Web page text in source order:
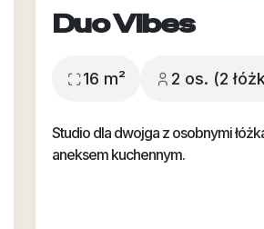
Duo Vibes
16 m² 2 os. (2
Studio dla dwojga z osobnymi
aneksem kuchennym.